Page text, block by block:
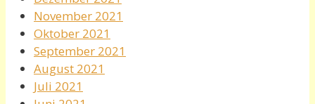
November 2021
Oktober 2021
September 2021
August 2021
Juli 2021